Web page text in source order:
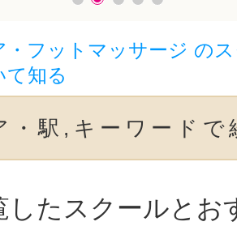
・フットマッサージ の
て知る
・駅,キーワードで
したスクールとお